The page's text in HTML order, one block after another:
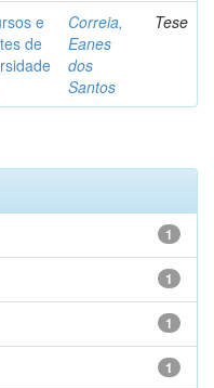
e
de
Correia,
Eanes
dos
Santos
Tese
1
1
1
1